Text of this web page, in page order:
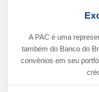
A PAC é uma
também do Banco do
convênios em seu